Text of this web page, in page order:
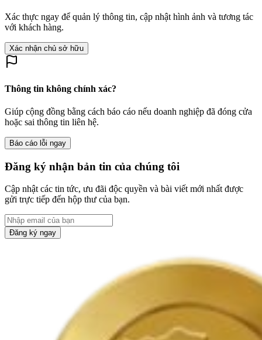
Xác thực ngay để quản lý thông tin, cập nhật hình ảnh và tương tác
với khách hàng.
Xác nhận chủ sở hữu
Thông tin không chính xác?
Giúp cộng đồng bằng cách báo cáo nếu doanh nghiệp đã đóng cửa
hoặc sai thông tin liên hệ.
Báo cáo lỗi ngay
Đăng ký nhận bản tin của chúng tôi
Cập nhật các tin tức, ưu đãi độc quyền và bài viết mới nhất được
gửi trực tiếp đến hộp thư của bạn.
Đăng ký ngay